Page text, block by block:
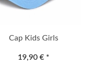
Cap Kids Girls
19,90 € *